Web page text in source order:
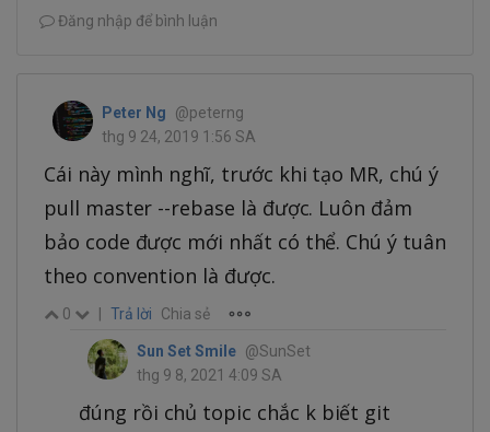
Đăng nhập để bình luận
Peter Ng
@peterng
thg 9 24, 2019 1:56 SA
Cái này mình nghĩ, trước khi tạo MR, chú ý
pull master --rebase là được. Luôn đảm
bảo code được mới nhất có thể. Chú ý tuân
theo convention là được.
0 Trả lời Chia sẻ
Sun Set Smile @SunSet
thg 9 8, 2021 4:09 SA
đúng rồi chủ topic chắc k biết git